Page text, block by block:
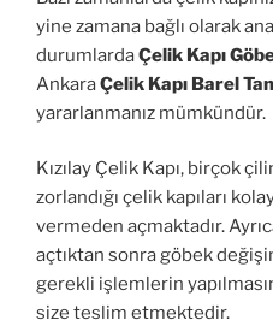
yine zamana bağlı olarak
durumlardaÇelik Kapı
AnkaraÇelik Kapı Barel
yararlanmanız mümkündür.
Kızılay Çelik Kapı, birçok
zorlandığı çelik kapıları
vermeden açmaktadır.
açtıktan sonra göbek
gerekli işlemlerin
size teslim etmektedir.